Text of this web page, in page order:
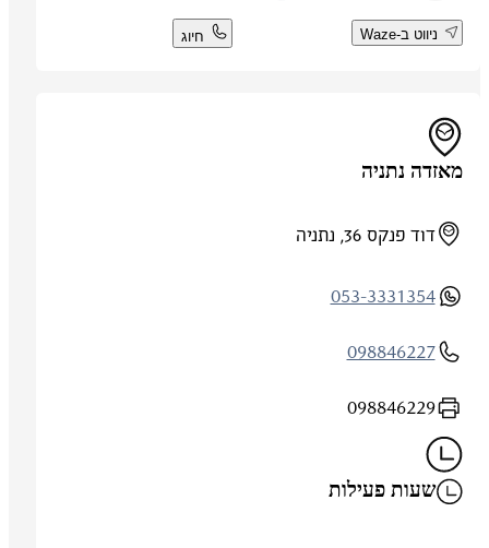
ניווט ב-Waze חיוג
מאזדה נתניה
דוד פנקס 36, נתניה
053-3331354
098846227
098846229
שעות פעילות